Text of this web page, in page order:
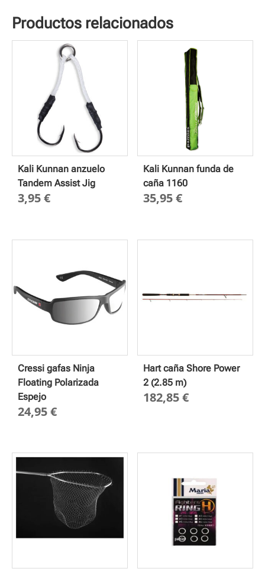
Productos relacionados
Kali Kunnan anzuelo
Tandem Assist Jig
3,95€
Kali Kunnan funda de
caña 1160
35,95€
Cressi gafas Ninja
Floating Polarizada
Espejo
24,95€
Hart caña Shore Power
2 (2.85 m)
182,85€